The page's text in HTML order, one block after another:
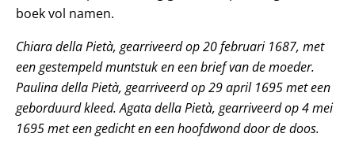
boek vol namen.
Chiara della Pietà, gearriveerd op 20 februari 1687, met
eengestempeld muntstuk en een brief van de moeder.
Paulina dellaPietà, gearriveerd op 29 april 1695 met een
geborduurd kleed. Agata della Pietà, gearriveerd op 4 mei
1695 met een gedicht eneen hoofdwond door de doos.